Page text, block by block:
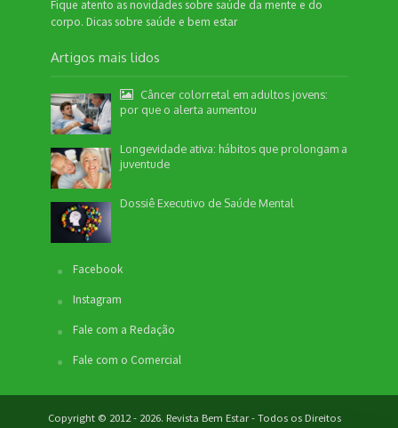
Fique atento as novidades sobre saúde da mente e do
corpo. Dicas sobre saúde e bem estar
Artigos mais lidos
Câncer colorretal em adultos jovens:
por que o alerta aumentou
Longevidade ativa: hábitos que prolongam a
juventude
Dossiê Executivo de Saúde Mental
Facebook
Instagram
Fale com a Redação
Fale com o Comercial
Copyright © 2012 - 2026. Revista Bem Estar - Todos os Direitos